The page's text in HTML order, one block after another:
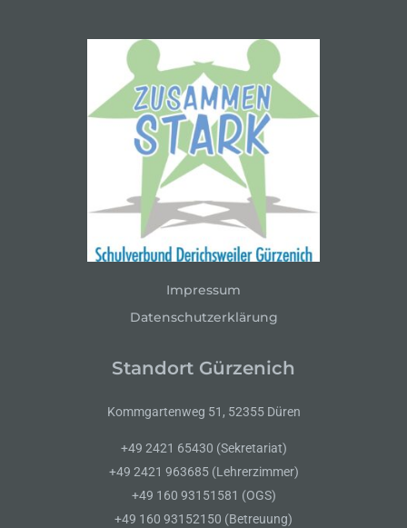
Impressum
Datenschutzerklärung
Standort Gürzenich
Kommgartenweg 51, 52355 Düren
+49 2421 65430 (Sekretariat)
+49 2421 963685 (Lehrerzimmer)
+49 160 93151581 (OGS)
+49 160 93152150 (Betreuung)